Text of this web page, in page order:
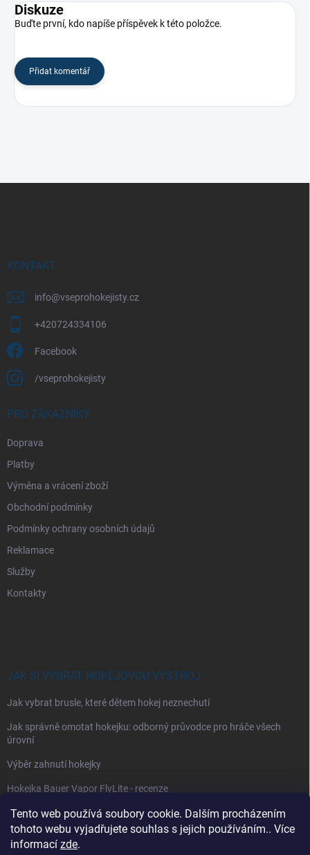
Tento web používá soubory cookie. Dalším procházením
tohoto webu vyjadřujete souhlas s jejich používáním.. Více
informací zde.
Diskuze
Buďte první, kdo napíše příspěvek k této položce.
Přidat komentář
KONTAKT
info@vseprohokejisty.cz
+420724334106
Facebook
/vseprohokejisty
PRO ZÁKAZNÍKY
Doprava
Platby
Výměna a vrácení zboží
Obchodní podmínky
Podmínky ochrany osobních údajů
Reklamace
Služby
Kontakty
JAK SI VYBRAT HOKEJOVOU VÝSTROJ
Jak vybrat brusle, které dětem hokej neznechutí
Jak správně omotat hokejku: odborný průvodce pro hráče všech
úrovní
Výběr zahnutí hokejky
Hokejka Bauer Vapor FlyLite - recenze
Jak si vybrat hokejové kalhoty
Jak si vybrat hokejové chrániče ramen?